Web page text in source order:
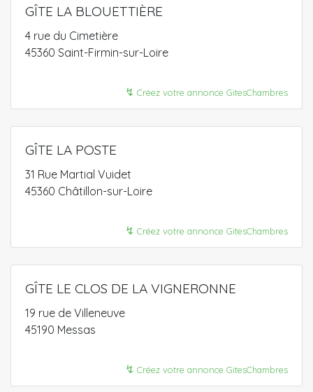
GÎTE LA BLOUETTIÈRE
4 rue du Cimetière
45360 Saint-Firmin-sur-Loire
↯ Créez votre annonce GitesChambres
GÎTE LA POSTE
31 Rue Martial Vuidet
45360 Châtillon-sur-Loire
↯ Créez votre annonce GitesChambres
GÎTE LE CLOS DE LA VIGNERONNE
19 rue de Villeneuve
45190 Messas
↯ Créez votre annonce GitesChambres